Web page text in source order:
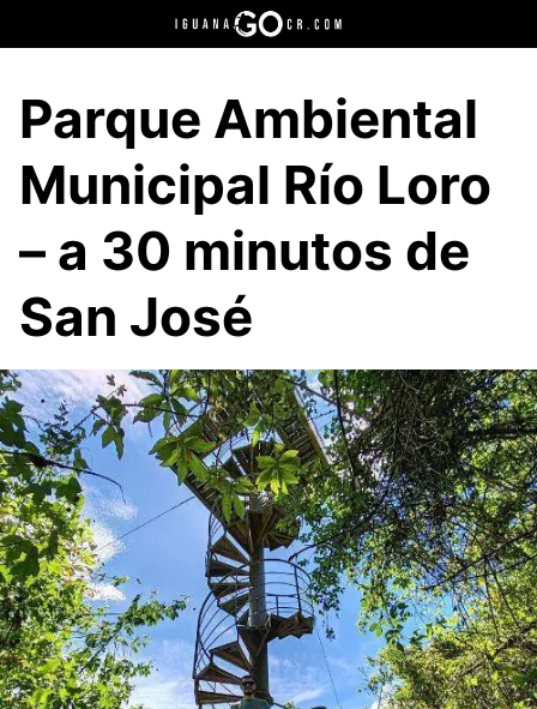
al
Parque Ambiental
Municipal Río Loro
– a 30 minutos de
San José